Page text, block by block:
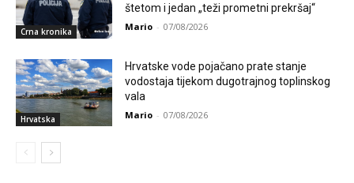
Crna kronika
štetom i jedan „teži prometni prekršaj“
Mario - 07/08/2026
Hrvatska
Hrvatske vode pojačano prate stanje
vodostaja tijekom dugotrajnog toplinskog
vala
Mario - 07/08/2026